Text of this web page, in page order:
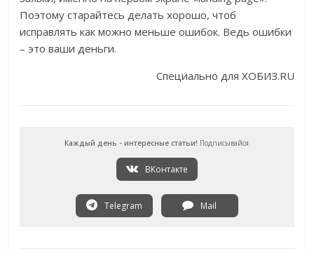
Поэтому старайтесь делать хорошо, чтоб
исправлять как можно меньше ошибок. Ведь ошибки
– это ваши деньги.
Специально для ХОБИЗ.RU
Каждый день - интересные статьи! Подписывайся
ВКонтакте
Telegram Mail